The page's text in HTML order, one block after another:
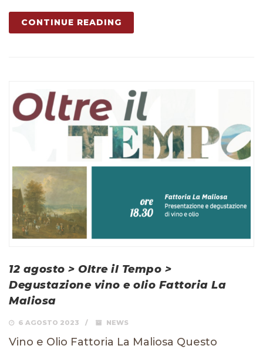
CONTINUE READING
12 agosto > Oltre il Tempo >
Degustazione vino e olio Fattoria La
Maliosa
6 AGOSTO 2023 NEWS
Vino e Olio Fattoria La Maliosa Questo